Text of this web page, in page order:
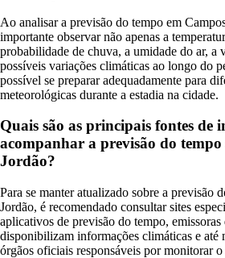
Ao analisar a previsão do tempo em
importante observar não apenas a
probabilidade de chuva, a umidade do ar, a
possíveis variações climáticas ao longo do
possível se preparar adequadamente para
meteorológicas durante a estadia na cidade.
Quais são as principais fontes de
acompanhar a previsão do tempo
Jordão?
Para se manter atualizado sobre a previsão
Jordão, é recomendado consultar sites
aplicativos de previsão do tempo, emissoras
disponibilizam informações climáticas e até
órgãos oficiais responsáveis por monitorar